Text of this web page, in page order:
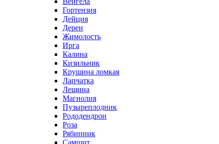
Гортензия
Дейция
Дерен
Жимолость
Ирга
Калина
Кизильник
Крушина ломкая
Лапчатка
Лещина
Магнолия
Пузыреплодник
Рододендрон
Роза
Рябинник
Самшит